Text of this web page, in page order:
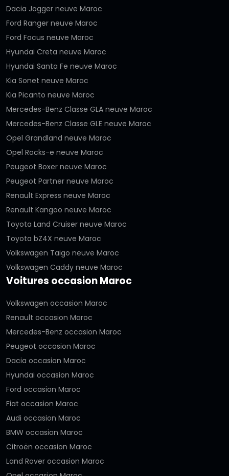
Dacia Jogger neuve Maroc
Ford Ranger neuve Maroc
Ford Focus neuve Maroc
Hyundai Creta neuve Maroc
Hyundai Santa Fe neuve Maroc
Kia Sonet neuve Maroc
Kia Picanto neuve Maroc
Mercedes-Benz Classe GLA neuve Maroc
Mercedes-Benz Classe GLE neuve Maroc
Opel Grandland neuve Maroc
Opel Rocks-e neuve Maroc
Peugeot Boxer neuve Maroc
Peugeot Partner neuve Maroc
Renault Express neuve Maroc
Renault Kangoo neuve Maroc
Toyota Land Cruiser neuve Maroc
Toyota bZ4X neuve Maroc
Volkswagen Taigo neuve Maroc
Volkswagen Caddy neuve Maroc
Voitures occasion Maroc
Volkswagen occasion Maroc
Renault occasion Maroc
Mercedes-Benz occasion Maroc
Peugeot occasion Maroc
Dacia occasion Maroc
Hyundai occasion Maroc
Ford occasion Maroc
Fiat occasion Maroc
Audi occasion Maroc
BMW occasion Maroc
Citroën occasion Maroc
Land Rover occasion Maroc